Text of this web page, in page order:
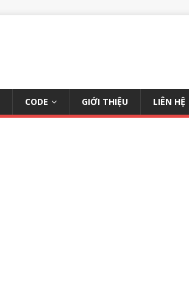
CODE GIỚI THIỆU LIÊN HỆ